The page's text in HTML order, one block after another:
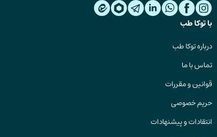
با توکا طب
درباره توکا طب
تماس با ما
قوانین و مقررات
حریم خصوصی
انتقادات و پیشنهادات